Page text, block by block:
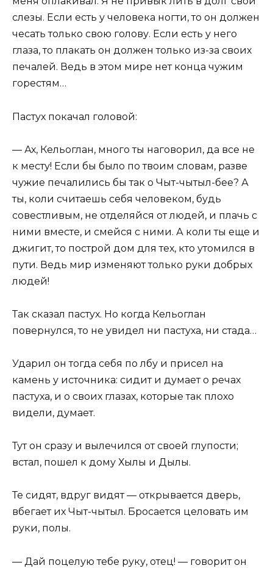
слезы. Если есть у человека ногти, то он должен
чесать только свою голову. Если есть у него
глаза, то плакать он должен только из-за своих
печалей. Ведь в этом мире нет конца чужим
горестям…
Пастух покачал головой:
— Ах, Кельоглан, много ты наговорил, да все не
к месту! Если бы было по твоим словам, разве
чужие печалились бы так о Чыт-чытыл-бее? А
ты, коли считаешь себя человеком, будь
совестливым, не отделяйся от людей, и плачь с
ними вместе, и смейся с ними. А коли ты еще и
джигит, то построй дом для тех, кто утомился в
пути. Ведь мир изменяют только руки добрых
людей!
Так сказал пастух. Но когда Кельоглан
повернулся, то не увидел ни пастуха, ни стада…
Ударил он тогда себя по лбу и присел на
камень у источника: сидит и думает о речах
пастуха, и о своих глазах, которые так плохо
видели, думает.
Тут он сразу и вылечился от своей глупости;
встал, пошел к дому Хылы и Дылы.
Те сидят, вдруг видят — открывается дверь,
вбегает их Чыт-чытыл. Бросается целовать им
руки, полы.
— Дай поцелую тебе руку, отец! — говорит он